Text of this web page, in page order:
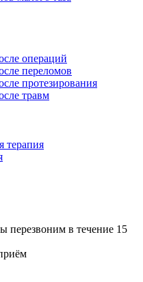
операций
переломов
протезирования
травм
терапия
перезвоним в течение 15